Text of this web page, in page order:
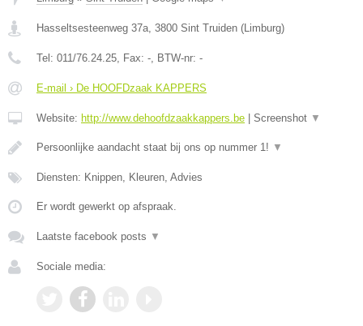
Hasseltsesteenweg 37a, 3800 Sint Truiden (Limburg)
Tel: 011/76.24.25, Fax: -, BTW-nr: -
E-mail › De HOOFDzaak KAPPERS
Website: http://www.dehoofdzaakkappers.be Screenshot ▼
Persoonlijke aandacht staat bij ons op nummer 1! ▼
Diensten: Knippen, Kleuren, Advies
Er wordt gewerkt op afspraak.
Laatste facebook posts ▼
Sociale media: